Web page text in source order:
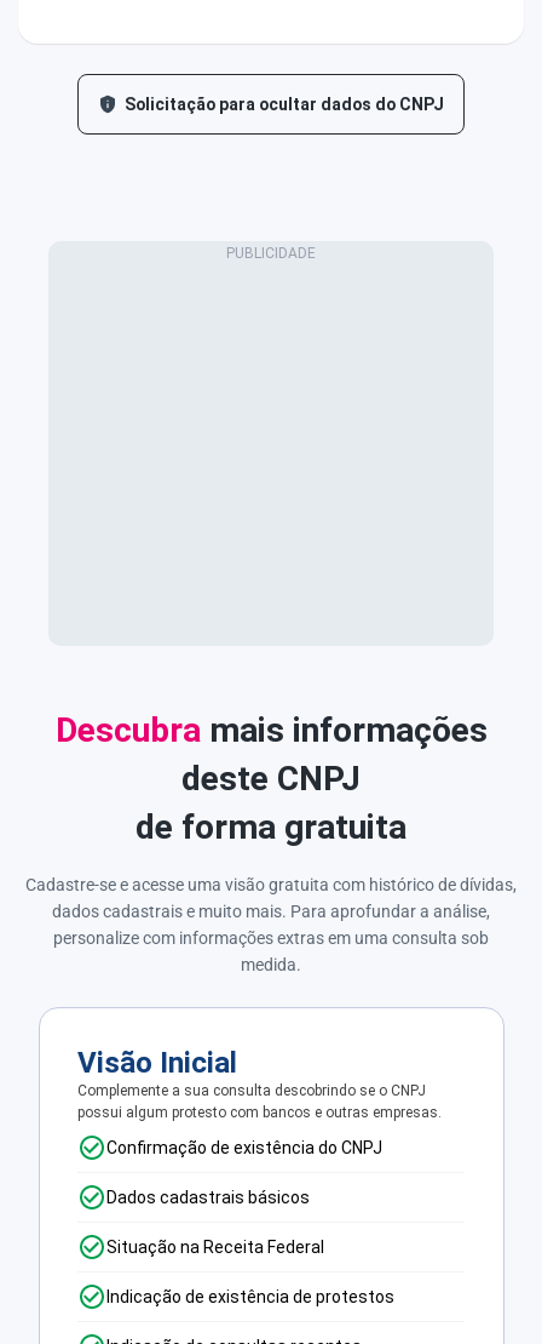
Solicitação para ocultar dados do CNPJ
Descubra mais informações
deste CNPJ
de forma gratuita
Cadastre-se e acesse uma visão gratuita com histórico de dívidas,
dados cadastrais e muito mais. Para aprofundar a análise,
personalize com informações extras em uma consulta sob
medida.
Visão Inicial
Complemente a sua consulta descobrindo se o CNPJ
possui algum protesto com bancos e outras empresas.
Confirmação de existência do CNPJ
Dados cadastrais básicos
Situação na Receita Federal
Indicação de existência de protestos